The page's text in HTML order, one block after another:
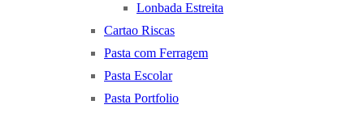
Lonbada Estreita
Cartao Riscas
Pasta com Ferragem
Pasta Escolar
Pasta Portfolio